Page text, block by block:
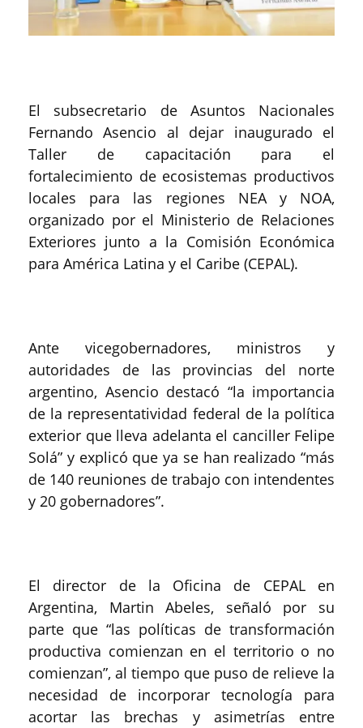
El subsecretario de Asuntos Nacionales
Fernando Asencio al dejar inaugurado el
Taller de capacitación para el
fortalecimiento de ecosistemas productivos
locales para las regiones NEA y NOA,
organizado por el Ministerio de Relaciones
Exteriores junto a la Comisión Económica
para América Latina y el Caribe (CEPAL).
Ante vicegobernadores, ministros y
autoridades de las provincias del norte
argentino, Asencio destacó “la importancia
de la representatividad federal de la política
exterior que lleva adelanta el canciller Felipe
Solá” y explicó que ya se han realizado “más
de 140 reuniones de trabajo con intendentes
y 20 gobernadores”.
El director de la Oficina de CEPAL en
Argentina, Martin Abeles, señaló por su
parte que “las políticas de transformación
productiva comienzan en el territorio o no
comienzan”, al tiempo que puso de relieve la
necesidad de incorporar tecnología para
acortar las brechas y asimetrías entre